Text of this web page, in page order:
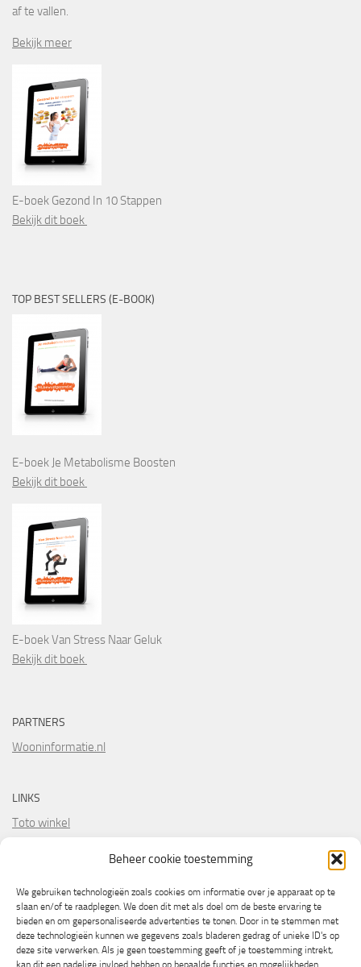
Beheer cookie toestemming
We gebruiken technologieën zoals cookies om informatie over je apparaat op te
slaan en/of te raadplegen. We doen dit met als doel om de beste ervaring te
bieden en om gepersonaliseerde advertenties te tonen. Door in te stemmen met
deze technologieën kunnen we gegevens zoals bladeren gedrag of unieke ID's op
deze site verwerken. Als je geen toestemming geeft of je toestemming intrekt,
kan dit een nadelige invloed hebben op bepaalde functies en mogelijkheden.
af te vallen.
Bekijk meer
E-boek Gezond In 10 Stappen
Bekijk dit boek
TOP BEST SELLERS (E-BOOK)
E-boek Je Metabolisme Boosten
Bekijk dit boek
E-boek Van Stress Naar Geluk
Bekijk dit boek
PARTNERS
Wooninformatie.nl
LINKS
Toto winkel